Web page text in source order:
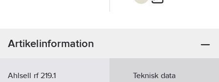
Artikelinformation
Ahlsell rf 219.1
Teknisk data